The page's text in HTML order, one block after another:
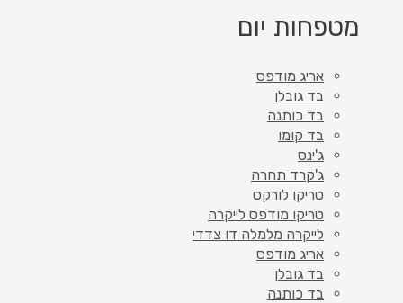
מטפחות יום
אריג מודפס
בד גובלן
בד כותנה
בד קומו
ג'ינס
ג'קרד תחרה
טריקו לורקס
טריקו מודפס לייקרה
לייקרה מלמלה דו צדדי
אריג מודפס
בד גובלן
בד כותנה